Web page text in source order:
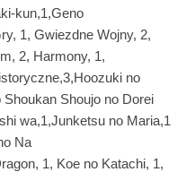
kun,1,Geno
1, Gwiezdne Wojny, 2,
2, Harmony, 1,
no
Shoujo no Dorei
wa,1,Junketsu no Maria,1
Na
1, Koe no Katachi, 1,